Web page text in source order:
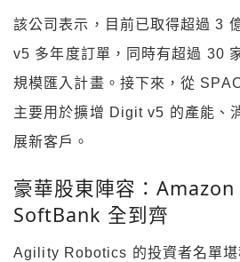
該公司表示，目前已取得超過 3
v5 多年度訂單，同時有超過 30
規模匯入計畫。接下來，從
主要用於擴增 Digit v5 的產能、
展新客戶。
豪華股東陣容：Amazon
SoftBank 全到齊
Agility Robotics 的投資者名單堪